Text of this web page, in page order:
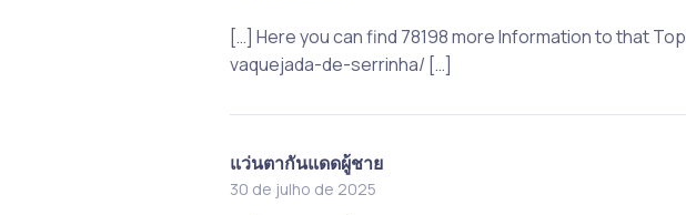
[…] Here you can find 78198 more Information to that
vaquejada-de-serrinha/ […]
แว่นตากันแดดผู้ชาย
30 de julho de 2025